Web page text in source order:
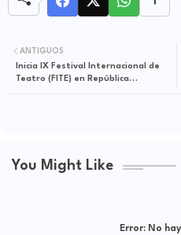
ANTIGUOS
Inicia IX Festival Internacional de
Teatro (FITE) en República
You Might Like
Error:No